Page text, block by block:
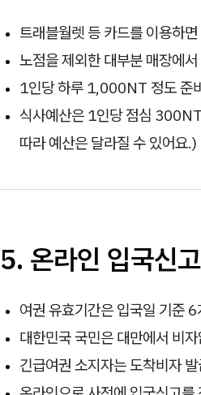
트래블월렛 등 카드를 이용하
노점을 제외한 대부분 매장에
1인당 하루 1,000NT 정도 준
식사예산은 1인당 점심
따라 예산은 달라질 수 있어요.)
5. 온라인 입국신고
여권 유효기간은 입국일 기준
대한민국 국민은 대만에서 비
긴급여권 소지자는 도착비자